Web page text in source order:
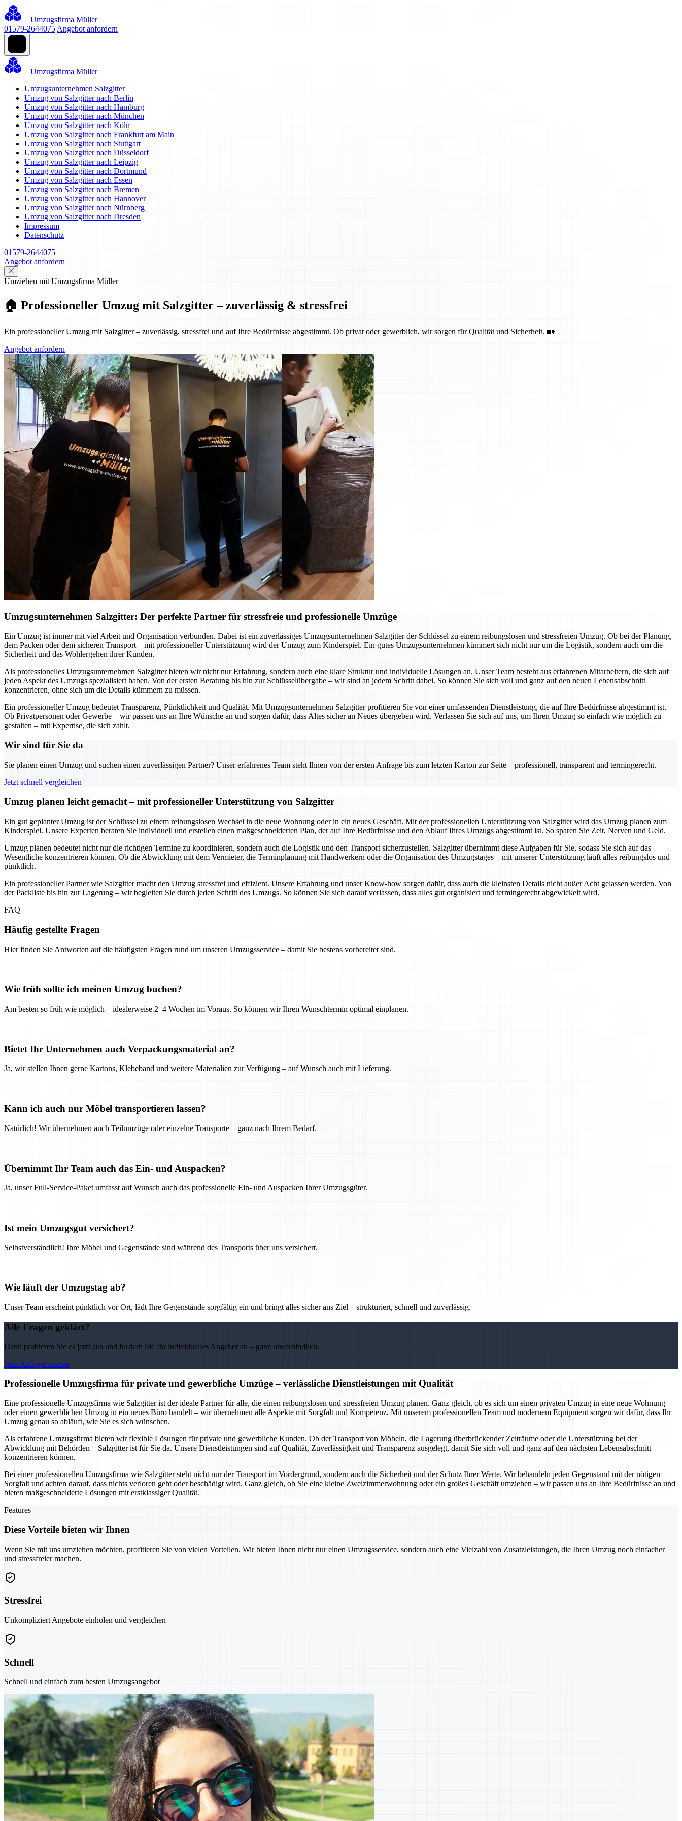
Umzugsfirma Müller
01579-2644075 Angebot anfordern
Umzugsfirma Müller
Umzugsunternehmen Salzgitter
Umzug von Salzgitter nach Berlin
Umzug von Salzgitter nach Hamburg
Umzug von Salzgitter nach München
Umzug von Salzgitter nach Köln
Umzug von Salzgitter nach Frankfurt am Main
Umzug von Salzgitter nach Stuttgart
Umzug von Salzgitter nach Düsseldorf
Umzug von Salzgitter nach Leipzig
Umzug von Salzgitter nach Dortmund
Umzug von Salzgitter nach Essen
Umzug von Salzgitter nach Bremen
Umzug von Salzgitter nach Hannover
Umzug von Salzgitter nach Nürnberg
Umzug von Salzgitter nach Dresden
Impressum
Datenschutz
01579-2644075
Angebot anfordern
Umziehen mit Umzugsfirma Müller
🏠 Professioneller Umzug mit Salzgitter – zuverlässig & stressfrei
Ein professioneller Umzug mit Salzgitter – zuverlässig, stressfrei und auf Ihre Bedürfnisse abgestimmt. Ob privat oder gewerblich, wir sorgen für Qualität und Sicherheit. 🏡
Angebot anfordern
Umzugsunternehmen Salzgitter: Der perfekte Partner für stressfreie und professionelle Umzüge
Ein Umzug ist immer mit viel Arbeit und Organisation verbunden. Dabei ist ein zuverlässiges Umzugsunternehmen Salzgitter der Schlüssel zu einem reibungslosen und stressfreien Umzug. Ob bei der Planung,
dem Packen oder dem sicheren Transport – mit professioneller Unterstützung wird der Umzug zum Kinderspiel. Ein gutes Umzugsunternehmen kümmert sich nicht nur um die Logistik, sondern auch um die
Sicherheit und das Wohlergehen ihrer Kunden.
Als professionelles Umzugsunternehmen Salzgitter bieten wir nicht nur Erfahrung, sondern auch eine klare Struktur und individuelle Lösungen an. Unser Team besteht aus erfahrenen Mitarbeitern, die sich auf
jeden Aspekt des Umzugs spezialisiert haben. Von der ersten Beratung bis hin zur Schlüsselübergabe – wir sind an jedem Schritt dabei. So können Sie sich voll und ganz auf den neuen Lebensabschnitt
konzentrieren, ohne sich um die Details kümmern zu müssen.
Ein professioneller Umzug bedeutet Transparenz, Pünktlichkeit und Qualität. Mit Umzugsunternehmen Salzgitter profitieren Sie von einer umfassenden Dienstleistung, die auf Ihre Bedürfnisse abgestimmt ist.
Ob Privatpersonen oder Gewerbe – wir passen uns an Ihre Wünsche an und sorgen dafür, dass Altes sicher an Neues übergeben wird. Verlassen Sie sich auf uns, um Ihren Umzug so einfach wie möglich zu
gestalten – mit Expertise, die sich zahlt.
Wir sind für Sie da
Sie planen einen Umzug und suchen einen zuverlässigen Partner? Unser erfahrenes Team steht Ihnen von der ersten Anfrage bis zum letzten Karton zur Seite – professionell, transparent und termingerecht.
Jetzt schnell vergleichen
Umzug planen leicht gemacht – mit professioneller Unterstützung von Salzgitter
Ein gut geplanter Umzug ist der Schlüssel zu einem reibungslosen Wechsel in die neue Wohnung oder in ein neues Geschäft. Mit der professionellen Unterstützung von Salzgitter wird das Umzug planen zum
Kinderspiel. Unsere Experten beraten Sie individuell und erstellen einen maßgeschneiderten Plan, der auf Ihre Bedürfnisse und den Ablauf Ihres Umzugs abgestimmt ist. So sparen Sie Zeit, Nerven und Geld.
Umzug planen bedeutet nicht nur die richtigen Termine zu koordinieren, sondern auch die Logistik und den Transport sicherzustellen. Salzgitter übernimmt diese Aufgaben für Sie, sodass Sie sich auf das
Wesentliche konzentrieren können. Ob die Abwicklung mit dem Vermieter, die Terminplanung mit Handwerkern oder die Organisation des Umzugstages – mit unserer Unterstützung läuft alles reibungslos und
pünktlich.
Ein professioneller Partner wie Salzgitter macht den Umzug stressfrei und effizient. Unsere Erfahrung und unser Know-how sorgen dafür, dass auch die kleinsten Details nicht außer Acht gelassen werden. Von
der Packliste bis hin zur Lagerung – wir begleiten Sie durch jeden Schritt des Umzugs. So können Sie sich darauf verlassen, dass alles gut organisiert und termingerecht abgewickelt wird.
FAQ
Häufig gestellte Fragen
Hier finden Sie Antworten auf die häufigsten Fragen rund um unseren Umzugsservice – damit Sie bestens vorbereitet sind.
Wie früh sollte ich meinen Umzug buchen?
Am besten so früh wie möglich – idealerweise 2–4 Wochen im Voraus. So können wir Ihren Wunschtermin optimal einplanen.
Bietet Ihr Unternehmen auch Verpackungsmaterial an?
Ja, wir stellen Ihnen gerne Kartons, Klebeband und weitere Materialien zur Verfügung – auf Wunsch auch mit Lieferung.
Kann ich auch nur Möbel transportieren lassen?
Natürlich! Wir übernehmen auch Teilumzüge oder einzelne Transporte – ganz nach Ihrem Bedarf.
Übernimmt Ihr Team auch das Ein- und Auspacken?
Ja, unser Full-Service-Paket umfasst auf Wunsch auch das professionelle Ein- und Auspacken Ihrer Umzugsgüter.
Ist mein Umzugsgut versichert?
Selbstverständlich! Ihre Möbel und Gegenstände sind während des Transports über uns versichert.
Wie läuft der Umzugstag ab?
Unser Team erscheint pünktlich vor Ort, lädt Ihre Gegenstände sorgfältig ein und bringt alles sicher ans Ziel – strukturiert, schnell und zuverlässig.
Alle Fragen geklärt?
Dann probieren Sie es jetzt aus und fordern Sie Ihr individuelles Angebot an – ganz unverbindlich.
Jetzt Anfrage starten
Professionelle Umzugsfirma für private und gewerbliche Umzüge – verlässliche Dienstleistungen mit Qualität
Eine professionelle Umzugsfirma wie Salzgitter ist der ideale Partner für alle, die einen reibungslosen und stressfreien Umzug planen. Ganz gleich, ob es sich um einen privaten Umzug in eine neue Wohnung
oder einen gewerblichen Umzug in ein neues Büro handelt – wir übernehmen alle Aspekte mit Sorgfalt und Kompetenz. Mit unserem professionellen Team und modernem Equipment sorgen wir dafür, dass Ihr
Umzug genau so abläuft, wie Sie es sich wünschen.
Als erfahrene Umzugsfirma bieten wir flexible Lösungen für private und gewerbliche Kunden. Ob der Transport von Möbeln, die Lagerung überbrückender Zeiträume oder die Unterstützung bei der
Abwicklung mit Behörden – Salzgitter ist für Sie da. Unsere Dienstleistungen sind auf Qualität, Zuverlässigkeit und Transparenz ausgelegt, damit Sie sich voll und ganz auf den nächsten Lebensabschnitt
konzentrieren können.
Bei einer professionellen Umzugsfirma wie Salzgitter steht nicht nur der Transport im Vordergrund, sondern auch die Sicherheit und der Schutz Ihrer Werte. Wir behandeln jeden Gegenstand mit der nötigen
Sorgfalt und achten darauf, dass nichts verloren geht oder beschädigt wird. Ganz gleich, ob Sie eine kleine Zweizimmerwohnung oder ein großes Geschäft umziehen – wir passen uns an Ihre Bedürfnisse an und
bieten maßgeschneiderte Lösungen mit erstklassiger Qualität.
Features
Diese Vorteile bieten wir Ihnen
Wenn Sie mit uns umziehen möchten, profitieren Sie von vielen Vorteilen. Wir bieten Ihnen nicht nur einen Umzugsservice, sondern auch eine Vielzahl von Zusatzleistungen, die Ihren Umzug noch einfacher
und stressfreier machen.
Stressfrei
Unkompliziert Angebote einholen und vergleichen
Schnell
Schnell und einfach zum besten Umzugsangebot